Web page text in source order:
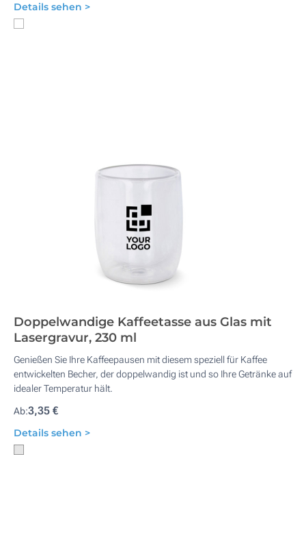
Details sehen >
Doppelwandige Kaffeetasse aus Glas mit
Lasergravur, 230 ml
Genießen Sie Ihre Kaffeepausen mit diesem speziell für Kaffee
entwickelten Becher, der doppelwandig ist und so Ihre Getränke auf
idealer Temperatur hält.
Ab:3,35 €
Details sehen >